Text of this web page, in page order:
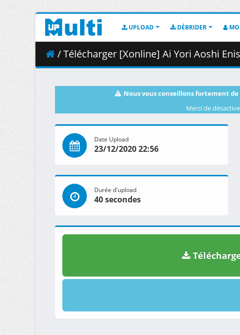
UPLOAD DÉBRIDER
/ Télécharger [Xonline] Ai Yori Aoshi Enishi - 02
Nous vous conseillons fortement
Merci de
Date Upload
23/12/2020 22:56
Durée d'upload
40 secondes